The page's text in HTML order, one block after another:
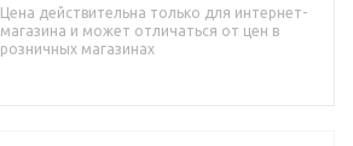
Цена действительна только для интернет-
магазина и может отличаться от цен в
розничных магазинах